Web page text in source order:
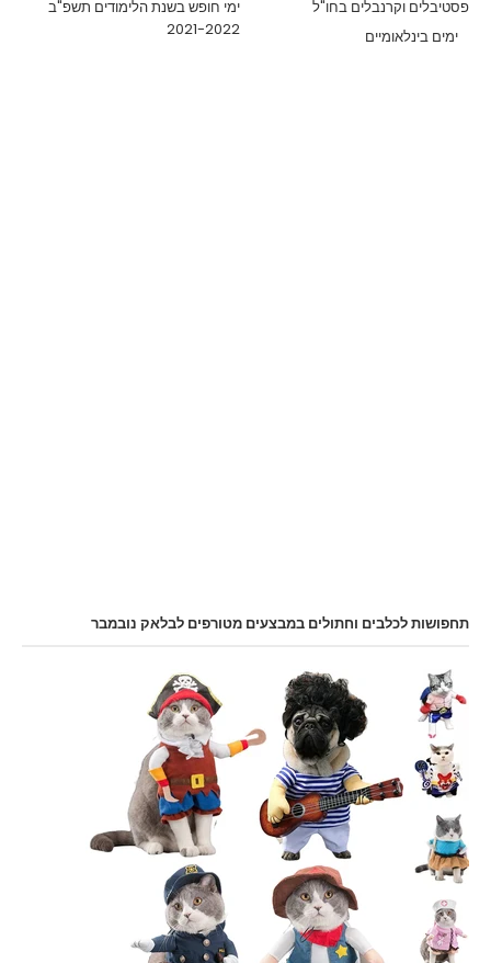
ימי חופש בשנת הלימודים תשפ"ב
2021-2022
פסטיבלים וקרנבלים בחו"ל
ימים בינלאומיים
תחפושות לכלבים וחתולים במבצעים מטורפים לבלאק נובמבר